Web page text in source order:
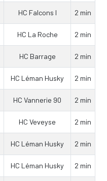
HC Falcons I 2 min
HC La Roche 2 min
HC Barrage 2 min
HC Léman Husky 2 min
HC Vannerie 90 2 min
HC Veveyse 2 min
HC Léman Husky 2 min
HC Léman Husky 2 min